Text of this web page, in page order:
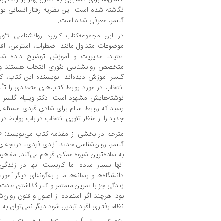
نگاشته شده است. این نظریه رفتار انسانی
گلسر، معرفی شده است.
در این مجموعه‌کتاب کاربرد روانشناسی
موضوعات متداول مانند اضطراب، استرس،
اعتیاد، مدیریت و آموزش توضیح داده
متخصص روانشناسی تئوری انتخاب هستند و
گلسر آموزش دیده‌اند. نویسنده این کتاب،
انتخاب در مورد روابط کتاب‌های متعددی را
نوشته‌هایش مشهود است. دکتر ویلیام
رسید که روابط سالم برای شادیِ فردی
جدید را از منظر تئوری انتخاب در باب روابط
مترجم در بخشی از مقدمه کتاب می‌نویسد:
گلسر، روان‌شناسی جدید آزادی فردی،
به ساده‌ترین شیوه ممکن فراهم می‌کند.
آنها بسیار ساده اما کاربست آنها در
دانشگاه‌ها و رسانه‌ها ما را به‌گونه‌ای دیگر
زندگی جز با تمرین مستمر و کنار گذاشتن
بود. هرچند اگر استفاده از اصول و فنون
نظام رفتاری افراد تبدیل شود دیگر نمی‌توان